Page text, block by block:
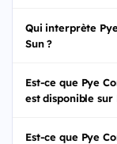
Qui interprète
Sun ?
Est-ce que Pye
est disponible sur
Est-ce que Pye